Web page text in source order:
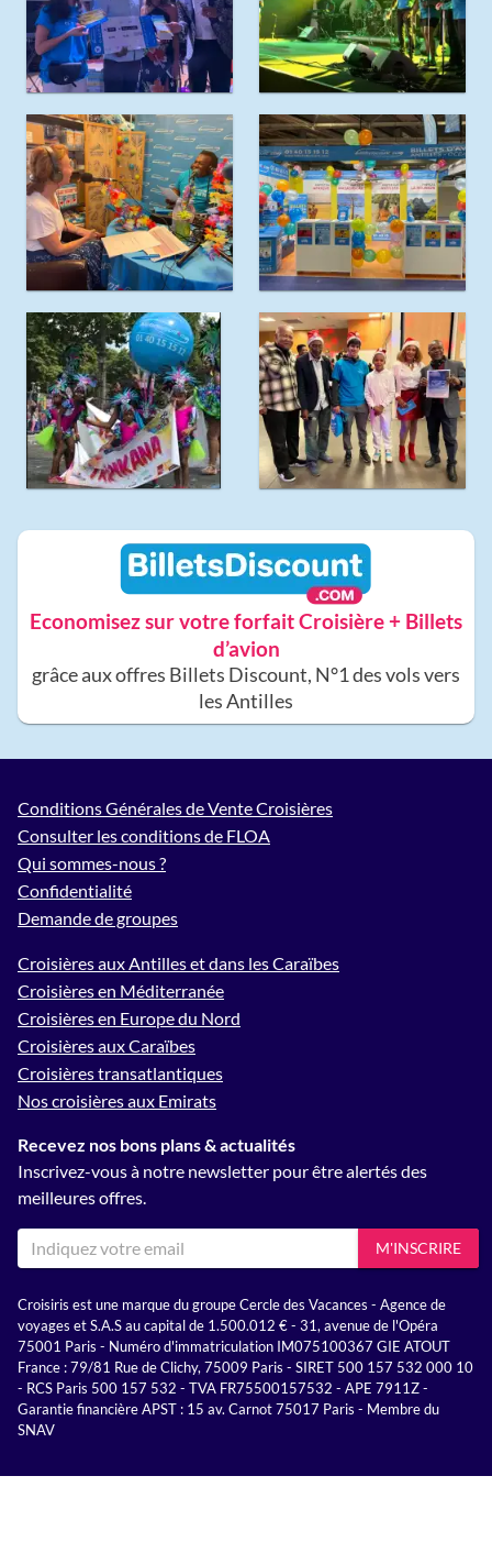
Economisez sur votre forfait Croisière + Billets
d’avion
grâce aux offres Billets Discount, N°1 des vols vers
les Antilles
Conditions Générales de Vente Croisières
Consulter les conditions de FLOA
Qui sommes-nous ?
Confidentialité
Demande de groupes
Croisières aux Antilles et dans les Caraïbes
Croisières en Méditerranée
Croisières en Europe du Nord
Croisières aux Caraïbes
Croisières transatlantiques
Nos croisières aux Emirats
Recevez nos bons plans & actualités
Inscrivez-vous à notre newsletter pour être alertés des
meilleures offres.
M'INSCRIRE
Croisiris est une marque du groupe Cercle des Vacances - Agence de
voyages et S.A.S au capital de 1.500.012 € - 31, avenue de l'Opéra
75001 Paris - Numéro d'immatriculation IM075100367 GIE ATOUT
France : 79/81 Rue de Clichy, 75009 Paris - SIRET 500 157 532 000 10
- RCS Paris 500 157 532 - TVA FR75500157532 - APE 7911Z -
Garantie financière APST : 15 av. Carnot 75017 Paris - Membre du
SNAV